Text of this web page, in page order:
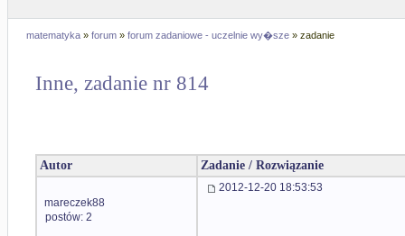
matematyka » forum » forum zadaniowe - uczelnie wy�sze » zadanie
Inne, zadanie nr 814
Autor Zadanie / Rozwiązanie
mareczek88
postów: 2
2012-12-20 18:53:53